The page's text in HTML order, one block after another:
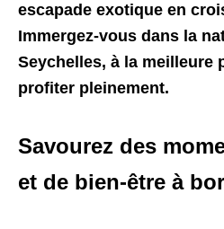
escapade exotique en
Immergez-vous dans la
Seychelles, à la meilleure
profiter pleinement.
Savourez des
et de bien-être à